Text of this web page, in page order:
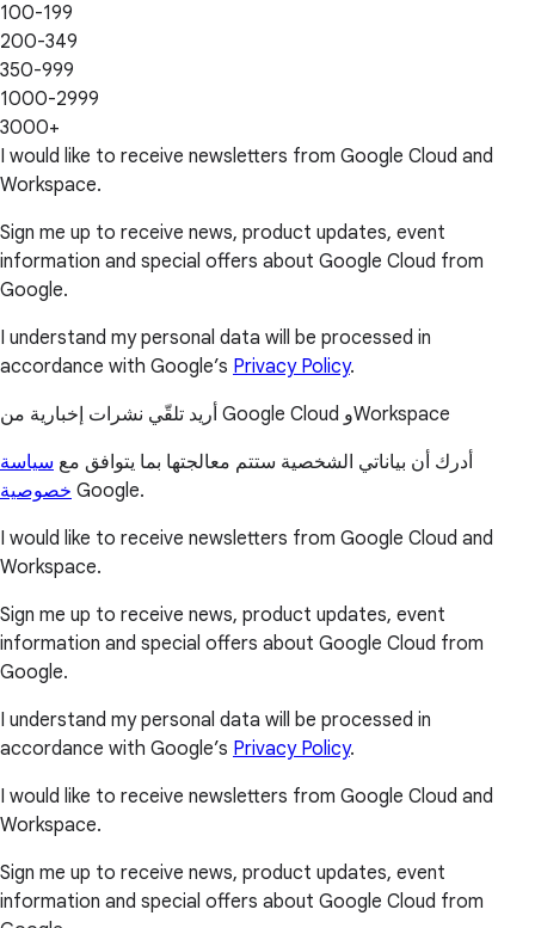
100-199
200-349
350-999
1000-2999
3000+
I would like to receive newsletters from Google Cloud and
Workspace.
Sign me up to receive news, product updates, event
information and special offers about Google Cloud from
Google.
I understand my personal data will be processed in
accordance with Google’s Privacy Policy.
أريد تلقّي نشرات إخبارية من Google Cloud وWorkspace
أدرك أن بياناتي الشخصية ستتم معالجتها بما يتوافق مع سياسة
خصوصية Google.
I would like to receive newsletters from Google Cloud and
Workspace.
Sign me up to receive news, product updates, event
information and special offers about Google Cloud from
Google.
I understand my personal data will be processed in
accordance with Google’s Privacy Policy.
I would like to receive newsletters from Google Cloud and
Workspace.
Sign me up to receive news, product updates, event
information and special offers about Google Cloud from